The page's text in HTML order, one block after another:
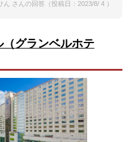
ん さんの回答（投稿日：2023/8/ 4 ）
グランベルホテ